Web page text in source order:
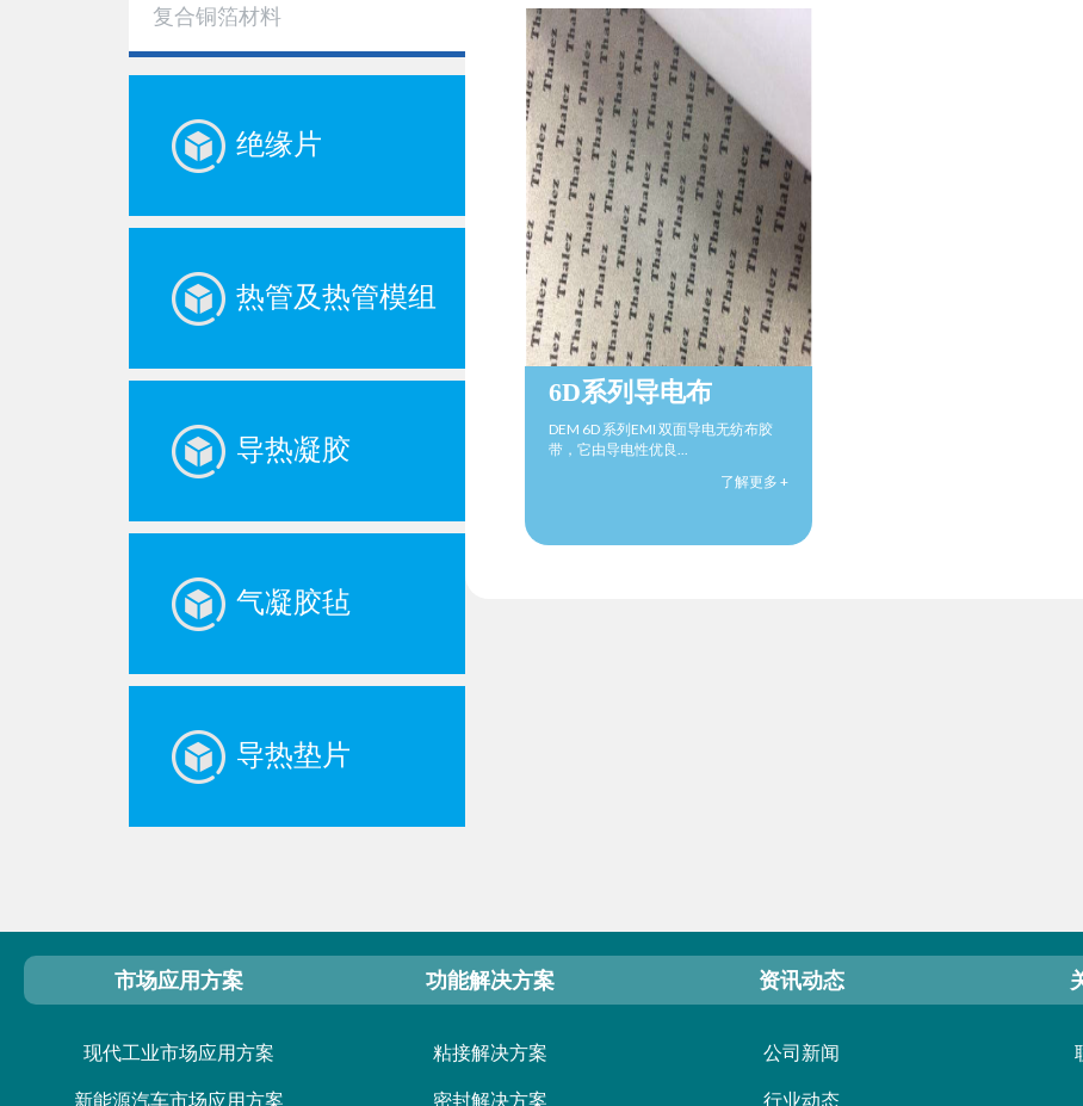
复合铜箔材料
绝缘片
热管及热管模组
导热凝胶
气凝胶毡
导热垫片
6D系列导电布
DEM 6D 系列EMI 双面导电无纺布胶
带，它由导电性优良...
了解更多 +
市场应用方案 功能解决方案 资讯动态
现代工业市场应用方案
新能源汽车市场应用方案
粘接解决方案
密封解决方案
公司新闻
行业动态